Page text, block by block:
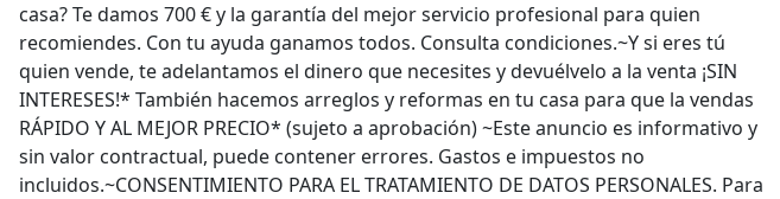
casa? Te damos 700 € y la garantía del mejor servicio profesional para quien
recomiendes. Con tu ayuda ganamos todos. Consulta condiciones.~Y si eres tú
quien vende, te adelantamos el dinero que necesites y devuélvelo a la venta ¡SIN
INTERESES!* También hacemos arreglos y reformas en tu casa para que la vendas
RÁPIDO Y AL MEJOR PRECIO* (sujeto a aprobación) ~Este anuncio es informativo y
sin valor contractual, puede contener errores. Gastos e impuestos no
incluidos.~CONSENTIMIENTO PARA EL TRATAMIENTO DE DATOS PERSONALES. Para